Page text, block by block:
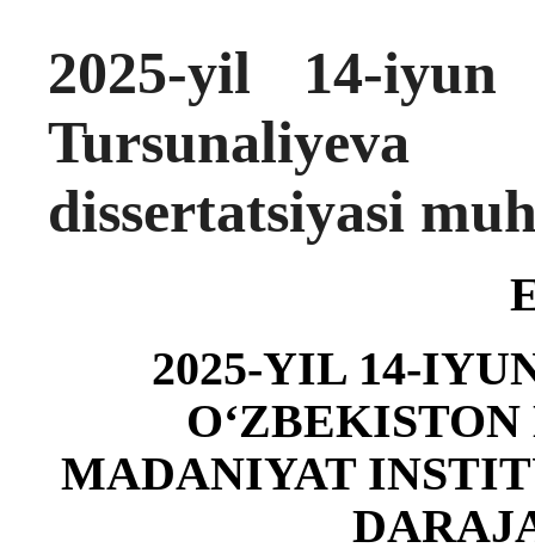
2025-yil 14-
dissertatsiyasi
2025-YIL 14-
MADANIYAT